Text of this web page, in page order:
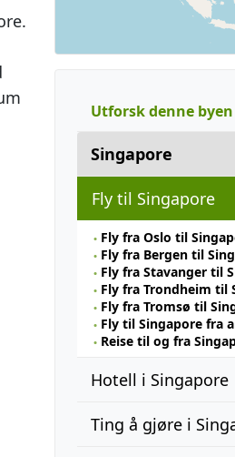
Utforsk denne byen
Singapore
Fly til Singapore
Fly fra Oslo til
Fly fra Bergen til
Fly fra Stavanger til
Fly fra Trondheim til
Fly fra Tromsø til
Fly til Singapore fra
Reise til og fra
Hotell i Singapore
Ting å gjøre i